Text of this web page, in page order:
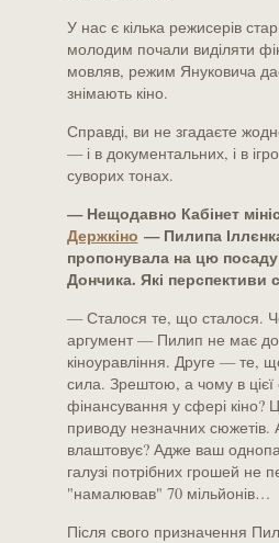
У нас є кілька режисерів
молодим почали виділяти
мовляв, режим Януковича
знімають кіно.
Справді, ви не згадаєте
— і в документальних, і в
суворих тонах.
— Нещодавно Кабінет
Держкіно — Пилипа
пропонувала на цю
Дончика. Які перспективи
— Сталося те, що сталося.
аргумент — Пилип не має
кіноуравління. Друге — те,
сила. Зрештою, а чому в
фінансування у сфері кіно?
приводу незначних сюжетів.
влаштовує? Адже ваш
галузі потрібних грошей не
"намалював" 70 мільйонів…
Після свого призначення